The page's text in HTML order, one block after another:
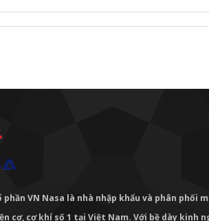
phần VN Nasa là nhà nhập khẩu và phân phối
cơ, cơ khí số 1 tại Việt Nam. Với bề dày kinh